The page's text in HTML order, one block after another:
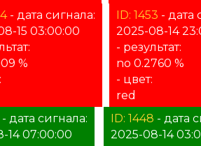
- дата сигнала:
15 03:00:00
%
ID: 1453 - дата
2025-08-14
- результат:
no 0.2760 %
- цвет:
red
- дата сигнала:
14 07:00:00
ID: 1448 - дата
2025-08-14